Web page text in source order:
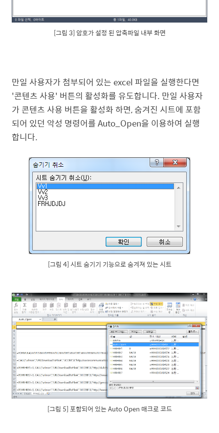
[그림 3] 암호가 설정 된 압축파일 내부 화면
만일 사용자가 첨부되어 있는 excel 파일을 실행한다면
'콘텐츠 사용' 버튼의 활성화를 유도합니다. 만일 사용자
가 콘텐츠 사용 버튼을 활성화 하면, 숨겨진 시트에 포함
되어 있던 악성 명령어를 Auto_Open을 이용하여 실행
합니다.
[그림 4] 시트 숨기기 기능으로 숨겨져 있는 시트
[그림 5] 포함되어 있는 Auto Open 매크로 코드